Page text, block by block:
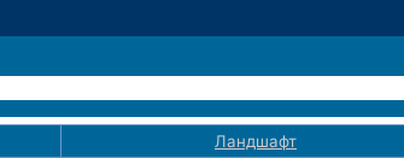
Ландшафт